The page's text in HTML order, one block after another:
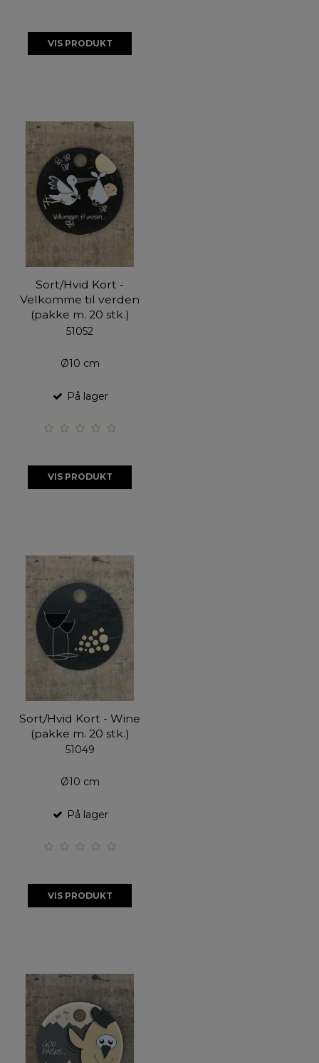
VIS PRODUKT
Sort/Hvid Kort -
Velkomme til verden
(pakke m. 20 stk.)
51052
Ø10 cm
På lager
VIS PRODUKT
Sort/Hvid Kort - Wine
(pakke m. 20 stk.)
51049
Ø10 cm
På lager
VIS PRODUKT